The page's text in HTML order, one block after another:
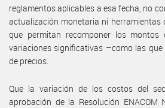
reglamentos aplicables a esa fecha, no
actualización monetaria ni herramientas
que permitan recomponer los montos
variaciones significativas –como las que
de precios.
Que la variación de los costos del
aprobación de la Resolución ENACOM